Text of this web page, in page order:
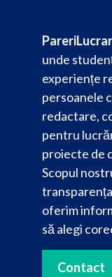
unde
experiențe
persoanele
redactare,
pentru
proiecte de
Scopul
oferim
să alegi
Contact